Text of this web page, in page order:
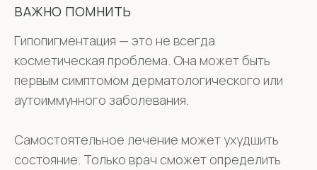
ВАЖНО ПОМНИТЬ
Гипопигментация — это не всегда
косметическая проблема. Она может быть
первым симптомом дерматологического или
аутоиммунного заболевания.
Самостоятельное лечение может ухудшить
состояние. Только врач сможет определить